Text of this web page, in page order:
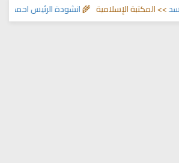
انشودة الرئيس احمد الشرع المكتبة الإسلامية 🌾